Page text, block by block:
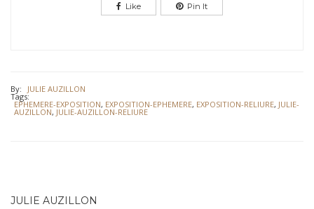
Like Pin It
By: JULIE AUZILLON
Tags:
EPHEMERE-EXPOSITION, EXPOSITION-EPHEMERE, EXPOSITION-RELIURE, JULIE-
AUZILLON, JULIE-AUZILLON-RELIURE
JULIE AUZILLON